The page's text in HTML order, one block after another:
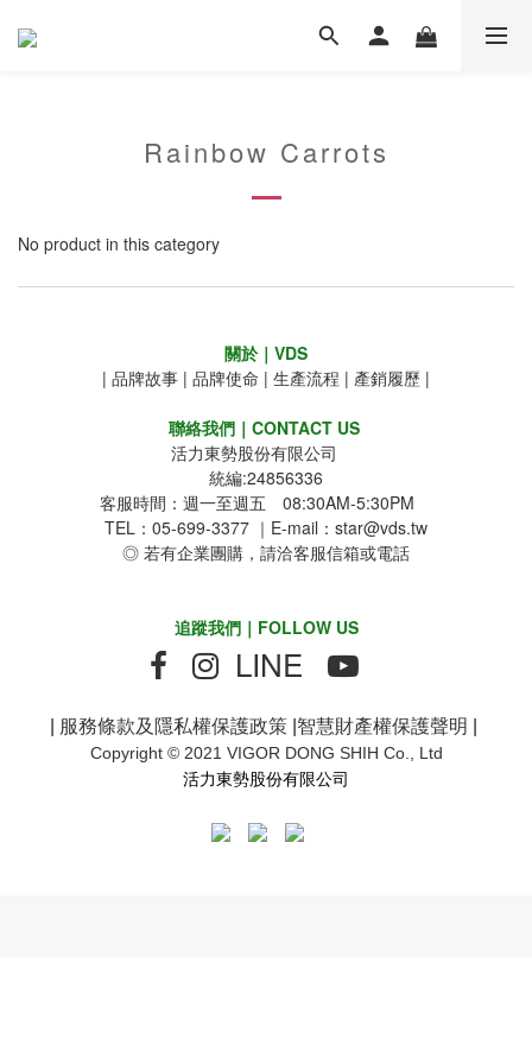
Rainbow Carrots
No product in this category
關於｜VDS
| 品牌故事 | 品牌使命 | 生產流程 | 產銷履歷 |
聯絡我們｜CONTACT US
活力東勢股份有限公司
統編:24856336
客服時間：週一至週五 08:30AM-5:30PM
TEL：05-699-3377 ｜E-mail：star@vds.tw
◎ 若有企業團購，請洽客服信箱或電話
追蹤我們｜FOLLOW US
LINE
| 服務條款及隱私權保護政策 |智慧財產權保護聲明 |
Copyright © 2021 VIGOR DONG SHIH Co., Ltd
活力東勢股份有限公司